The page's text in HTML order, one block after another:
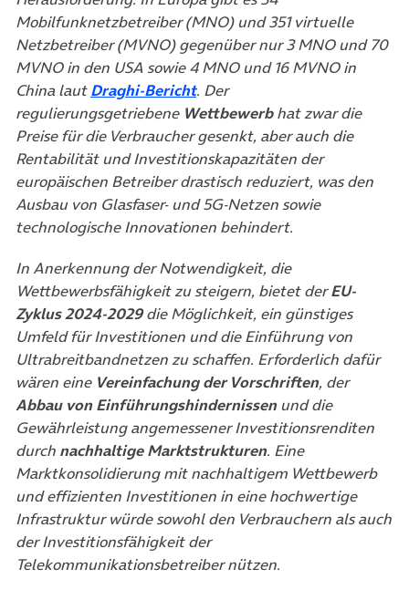
Mobilfunknetzbetreiber (MNO) und 351 virtuelle
Netzbetreiber (MVNO) gegenüber nur 3 MNO und 70
MVNO in den USA sowie 4 MNO und 16 MVNO in
China lautDraghi-Bericht(öffnet in neuem Tab)
. Der
regulierungsgetriebene Wettbewerbhat zwar die
Preise für die Verbraucher gesenkt, aber auch die
Rentabilität und Investitionskapazitäten der
europäischen Betreiber drastisch reduziert, was den
Ausbau von Glasfaser- und 5G-Netzen sowie
technologische Innovationen behindert.
In Anerkennung der Notwendigkeit, die
Wettbewerbsfähigkeit zu steigern, bietet derEU-
Zyklus 2024-2029die Möglichkeit, ein günstiges
Umfeld für Investitionen und die Einführung von
Ultrabreitbandnetzen zu schaffen. Erforderlich dafür
wären eine Vereinfachung der Vorschriften, der
Abbau von Einführungshindernissenund die
Gewährleistung angemessener Investitionsrenditen
durch nachhaltige Marktstrukturen. Eine
Marktkonsolidierung mit nachhaltigem Wettbewerb
und effizienten Investitionen in eine hochwertige
Infrastruktur würde sowohl den Verbrauchern als auch
der Investitionsfähigkeit der
Telekommunikationsbetreiber nützen.